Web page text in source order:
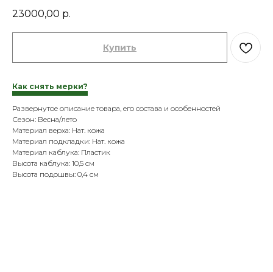
23000,00 р.
Купить
Как снять мерки?
Развернутое описание товара, его состава и особенностей
Сезон: Весна/лето
Материал верха: Нат. кожа
Материал подкладки: Нат. кожа
Материал каблука: Пластик
Высота каблука: 10,5 см
Высота подошвы: 0,4 см